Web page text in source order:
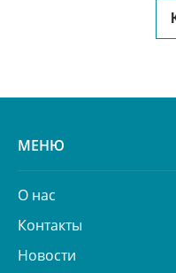
МЕНЮ
О нас
Контакты
Новости